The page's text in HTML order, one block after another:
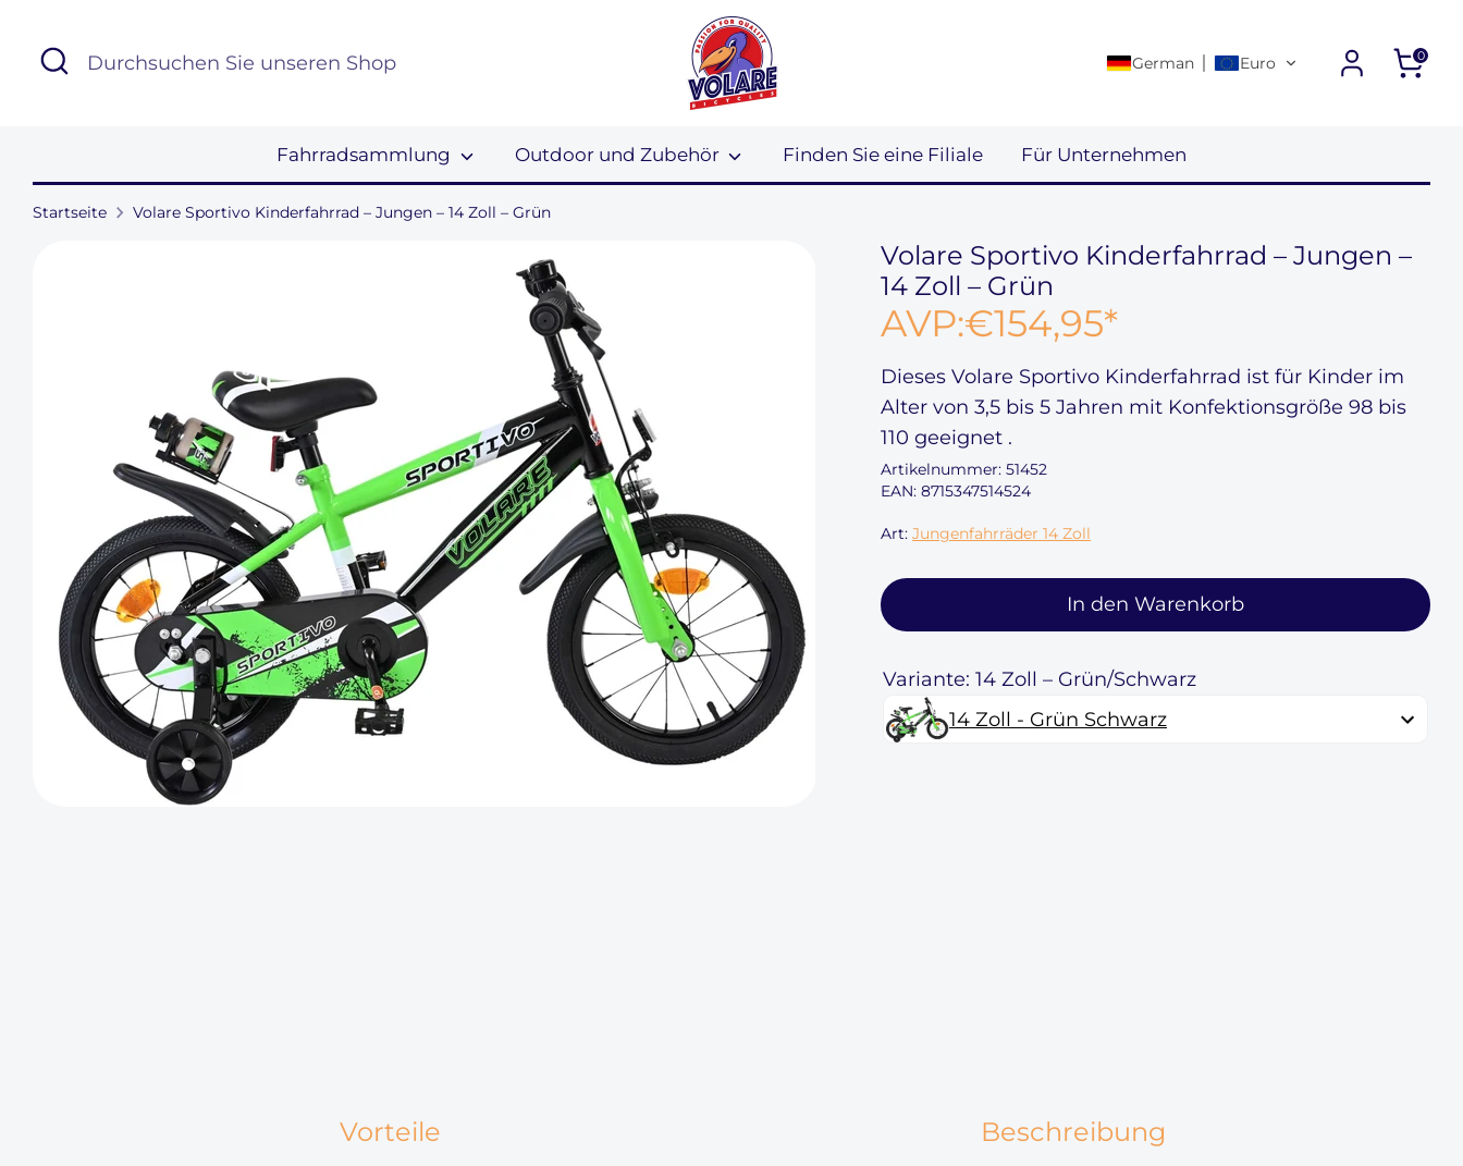
Inhalt
Suchen
Durchsuchen
German Euro 0
Fahrradsammlung Outdoor und Zubehör Finden Sie eine Filiale Für Unternehmen
Startseite Volare Sportivo Kinderfahrrad – Jungen – 14 Zoll – Grün
Volare Sportivo Kinderfahrrad – Jungen –
14 Zoll – Grün
AVP:€154,95*
DiesesVolare Sportivo Kinderfahrrad ist für Kinder im
Alter von3,5 bis 5 Jahren mit Konfektionsgröße98 bis
110 geeignet .
Artikelnummer:51452
EAN: 8715347514524
Art:Jungenfahrräder 14 Zoll
In den Warenkorb
Variante: 14 Zoll – Grün/Schwarz
14 Zoll - Grün Schwarz
Vorteile Beschreibung